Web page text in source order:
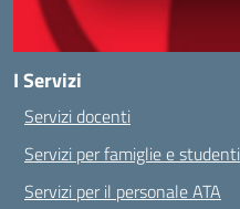
I Servizi
Servizi docenti
Servizi per famiglie e studenti
Servizi per il personale ATA